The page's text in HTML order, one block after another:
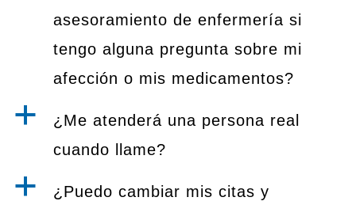
asesoramiento de enfermería si
tengo alguna pregunta sobre mi
afección o mis medicamentos?
a
¿Me atenderá una persona real
cuando llame?
a
¿Puedo cambiar mis citas y